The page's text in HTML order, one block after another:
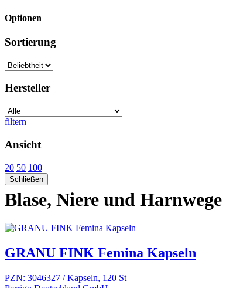
Optionen
Sortierung
Hersteller
filtern
Ansicht
20 50 100
Schließen
Blase, Niere und Harnwege
GRANU FINK Femina Kapseln
PZN: 3046327 / Kapseln, 120 St